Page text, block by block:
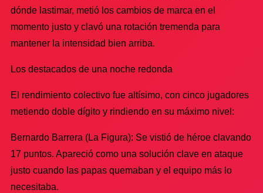
dónde lastimar, metió los cambios de marca en el
momento justo y clavó una rotación tremenda para
mantener la intensidad bien arriba.
Los destacados de una noche redonda
El rendimiento colectivo fue altísimo, con cinco jugadores
metiendo doble dígito y rindiendo en su máximo nivel:
Bernardo Barrera (La Figura): Se vistió de héroe clavando
17 puntos. Apareció como una solución clave en ataque
justo cuando las papas quemaban y el equipo más lo
necesitaba.